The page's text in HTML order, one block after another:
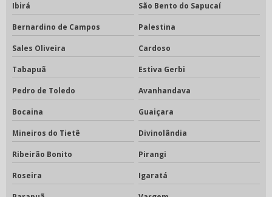
Ibirá São Bento do Sapucaí
Bernardino de Campos Palestina
Sales Oliveira Cardoso
Tabapuã Estiva Gerbi
Pedro de Toledo Avanhandava
Bocaina Guaiçara
Mineiros do Tietê Divinolândia
Ribeirão Bonito Pirangi
Roseira Igaratá